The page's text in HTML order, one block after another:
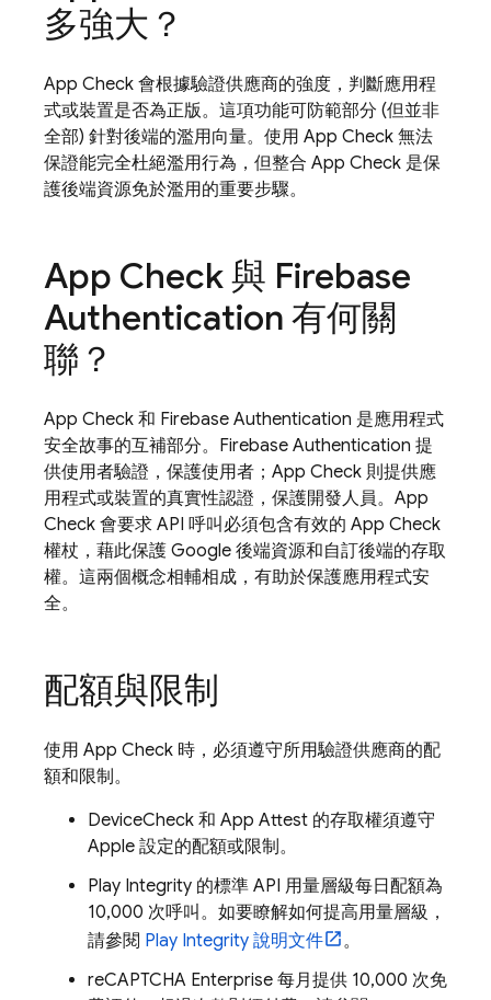
多強大？
App Check 會根據驗證供應商的強度，判斷應用程
式或裝置是否為正版。這項功能可防範部分 (但並非
全部) 針對後端的濫用向量。使用 App Check 無法
保證能完全杜絕濫用行為，但整合 App Check 是保
護後端資源免於濫用的重要步驟。
App Check與 Firebase
Authentication 有何關
聯？
App Check 和 Firebase Authentication 是應用程式
安全故事的互補部分。 Firebase Authentication 提
供使用者驗證，保護使用者； App Check 則提供應
用程式或裝置的真實性認證，保護開發人員。 App
Check 會要求 API 呼叫必須包含有效的 App Check
權杖，藉此保護 Google 後端資源和自訂後端的存取
權。這兩個概念相輔相成，有助於保護應用程式安
全。
配額與限制
使用 App Check 時，必須遵守所用驗證供應商的配
額和限制。
DeviceCheck 和 App Attest 的存取權須遵守
Apple 設定的配額或限制。
Play Integrity 的標準 API 用量層級每日配額為
10,000 次呼叫。如要瞭解如何提高用量層級，
請參閱 Play Integrity 說明文件
。
reCAPTCHA Enterprise 每月提供 10,000 次免